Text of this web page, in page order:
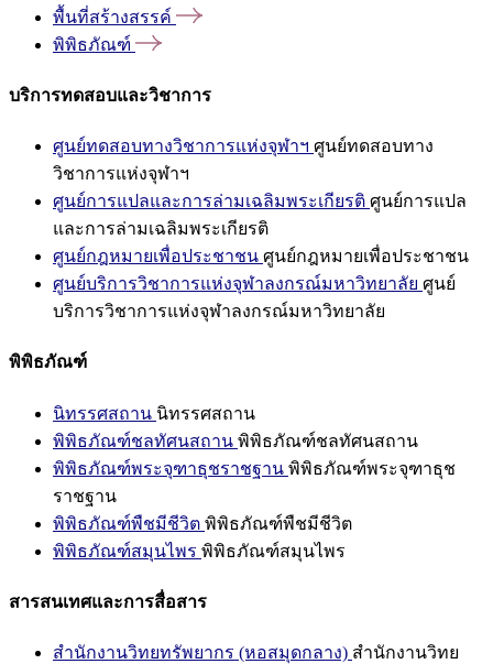
พื้นที่สร้างสรรค์
พิพิธภัณฑ์
บริการทดสอบและวิชาการ
ศูนย์ทดสอบทางวิชาการแห่งจุฬาฯ ศูนย์ทดสอบทาง
วิชาการแห่งจุฬาฯ
ศูนย์การแปลและการล่ามเฉลิมพระเกียรติ ศูนย์การแปล
และการล่ามเฉลิมพระเกียรติ
ศูนย์กฎหมายเพื่อประชาชน ศูนย์กฎหมายเพื่อประชาชน
ศูนย์บริการวิชาการแห่งจุฬาลงกรณ์มหาวิทยาลัย ศูนย์
บริการวิชาการแห่งจุฬาลงกรณ์มหาวิทยาลัย
พิพิธภัณฑ์
นิทรรศสถาน นิทรรศสถาน
พิพิธภัณฑ์ชลทัศนสถาน พิพิธภัณฑ์ชลทัศนสถาน
พิพิธภัณฑ์พระจุฑาธุชราชฐาน พิพิธภัณฑ์พระจุฑาธุช
ราชฐาน
พิพิธภัณฑ์พืชมีชีวิต พิพิธภัณฑ์พืชมีชีวิต
พิพิธภัณฑ์สมุนไพร พิพิธภัณฑ์สมุนไพร
สารสนเทศและการสื่อสาร
สำนักงานวิทยทรัพยากร (หอสมุดกลาง) สำนักงานวิทย